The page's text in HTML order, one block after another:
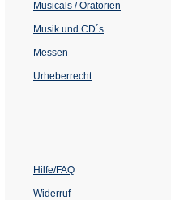
Musicals / Oratorien
Musik und CD´s
Messen
Urheberrecht
Hilfe/FAQ
Widerruf